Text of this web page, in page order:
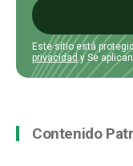
Este sitio está
privacidad y Se
Contenido